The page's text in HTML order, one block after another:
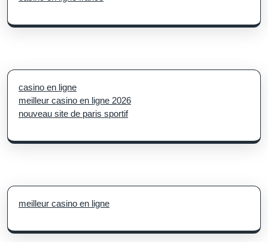
casino en ligne
meilleur casino en ligne 2026
nouveau site de paris sportif
meilleur casino en ligne